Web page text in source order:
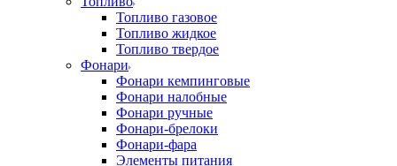
Топливо газовое
Топливо жидкое
Топливо твердое
Фонари
Фонари кемпинговые
Фонари налобные
Фонари ручные
Фонари-брелоки
Фонари-фара
Элементы питания